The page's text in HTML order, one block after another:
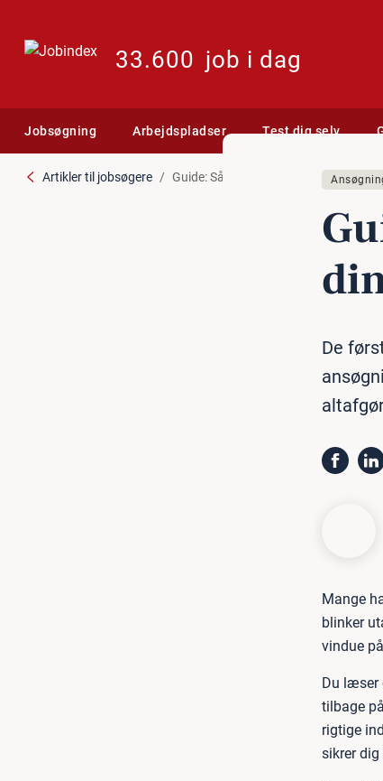
33.600 job i dag
Jobsøgning Arbejdspladser Test dig selv
Artikler til jobsøgere Guide: Sådan indleder du din
De
Mange
blinker
vindue
Du læser
tilbage
rigtige
sikrer